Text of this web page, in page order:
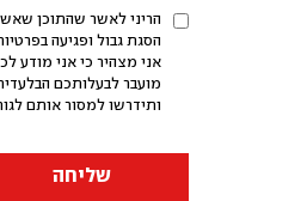
הריני לאשר שהתוכן
אני מצהיר כי אני מודע
מועבר לבעלותכם
ותידרשו למסור אותם
שליחה